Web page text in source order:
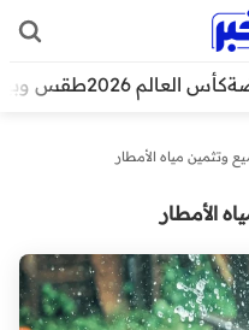
كأس العالم 2026 طقس
وتثمين مياه الأمطار
الأمطار